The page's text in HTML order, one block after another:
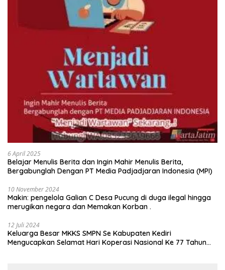
6 April 2025
Belajar Menulis Berita dan Ingin Mahir Menulis Berita,
Bergabunglah Dengan PT Media Padjadjaran Indonesia (MPI)
10 November 2024
Makin: pengelola Galian C Desa Pucung di duga ilegal hingga
merugikan negara dan Memakan Korban .
12 Juli 2024
Keluarga Besar MKKS SMPN Se Kabupaten Kediri
Mengucapkan Selamat Hari Koperasi Nasional Ke 77 Tahun